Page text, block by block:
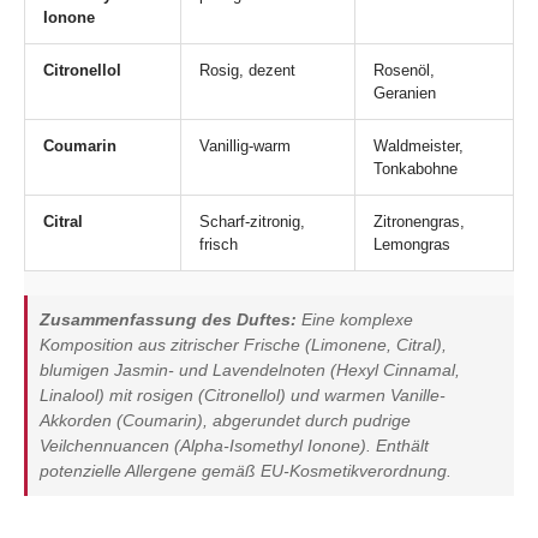
Ionone
Citronellol Rosig, dezent
Rosenöl,
Geranien
Coumarin Vanillig-warm
Waldmeister,
Tonkabohne
Citral
Scharf-zitronig,
frisch
Zitronengras,
Lemongras
Zusammenfassung des Duftes: Eine komplexe
Komposition aus zitrischer Frische (Limonene, Citral),
blumigen Jasmin- und Lavendelnoten (Hexyl Cinnamal,
Linalool) mit rosigen (Citronellol) und warmen Vanille-
Akkorden (Coumarin), abgerundet durch pudrige
Veilchennuancen (Alpha-Isomethyl Ionone). Enthält
potenzielle Allergene gemäß EU-Kosmetikverordnung.